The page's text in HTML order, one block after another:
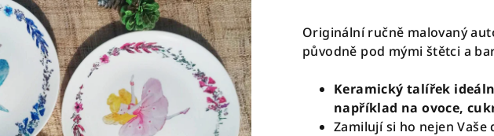
Originální ručně malovaný
původně pod mými štětci a
Keramický talířek
například na ovoce,
Zamilují si ho nejen